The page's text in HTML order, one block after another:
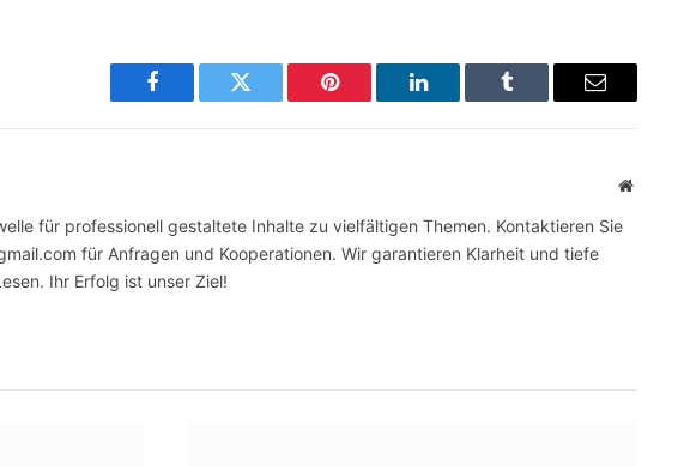
Facebook Twitter Pinterest LinkedIn Tumblr Email
Website
für professionell gestaltete Inhalte zu vielfältigen Themen. Kontaktieren Sie
für Anfragen und Kooperationen. Wir garantieren Klarheit und tiefe
Ihr Erfolg ist unser Ziel!